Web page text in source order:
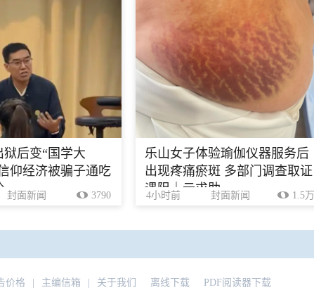
后变“国学大
仰经济被骗子通吃
封面新闻 3790
乐山女子体验瑜伽仪器服务后
出现疼痛瘀斑 多部门调查取证
遇阻｜云求助
4小时前 封面新闻 1.5万
价格 主编信箱 关于我们 离线下载 PDF阅读器下载